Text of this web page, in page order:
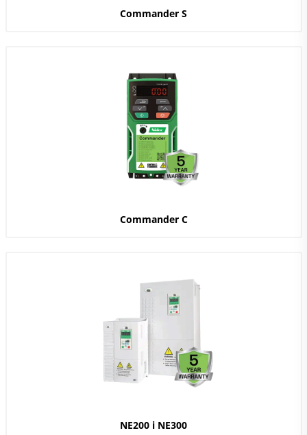
Commander S
Commander C
NE200 i NE300